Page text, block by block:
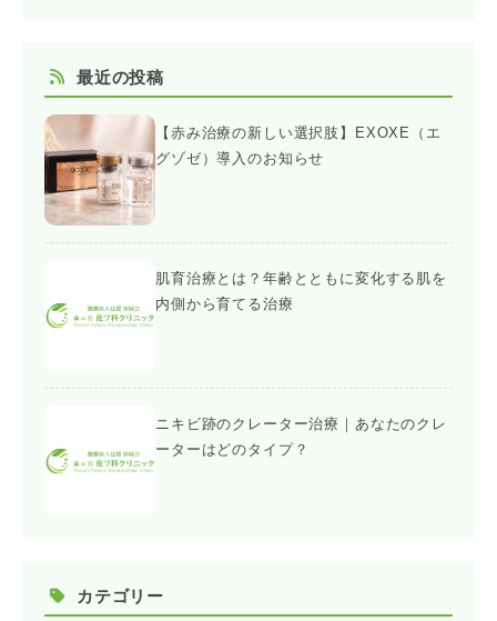
最近の投稿
【赤み治療の新しい選択肢】EXOXE（エ
グゾゼ）導入のお知らせ
肌育治療とは？年齢とともに変化する肌を
内側から育てる治療
ニキビ跡のクレーター治療｜あなたのクレ
ーターはどのタイプ？
カテゴリー